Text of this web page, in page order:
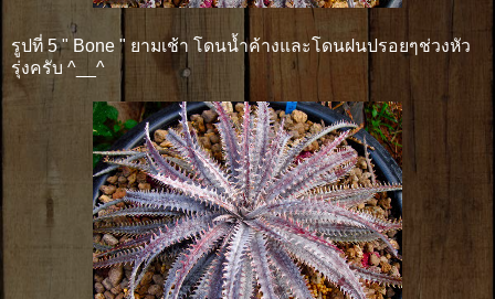
รูปที่ 5 " Bone " ยามเช้า โดนน้ำค้างและโดนฝนปรอยๆช่วงหัว
รุ่งครับ ^__^